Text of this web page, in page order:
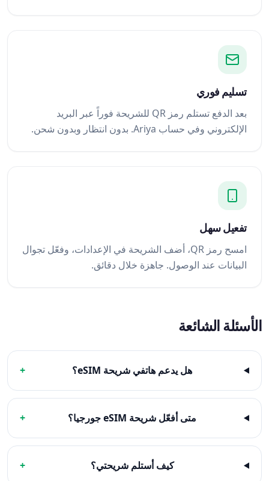
تسليم فوري
بعد الدفع تستلم رمز QR للشريحة فوراً عبر البريد
الإلكتروني وفي حساب Ariya. بدون انتظار وبدون شحن.
تفعيل سهل
امسح رمز QR، أضف الشريحة في الإعدادات، وفعّل تجوال
البيانات عند الوصول. جاهزة خلال دقائق.
الأسئلة الشائعة
هل يدعم هاتفي شريحة eSIM؟ +
متى أفعّل شريحة eSIM جورجيا؟ +
كيف أستلم شريحتي؟ +